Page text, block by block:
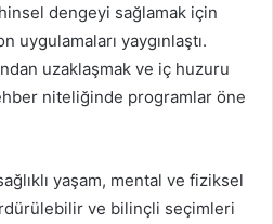
dengeyi sağlamak için
uygulamaları yaygınlaştı.
uzaklaşmak ve iç huzuru
niteliğinde programlar öne
yaşam, mental ve fiziksel
ve bilinçli seçimleri